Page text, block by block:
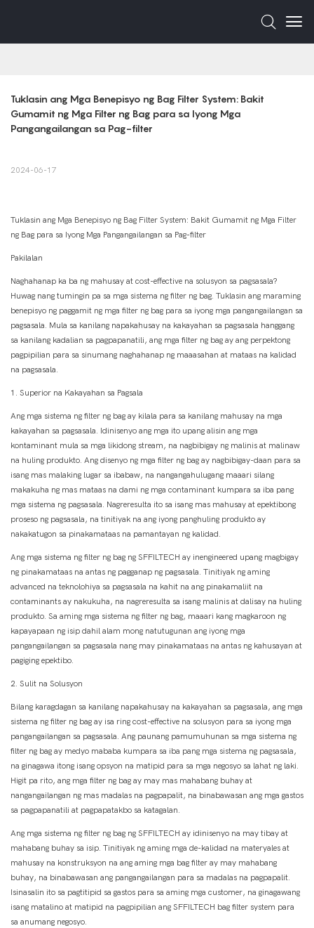
Tuklasin ang Mga Benepisyo ng Bag Filter System: Bakit
Gumamit ng Mga Filter ng Bag para sa Iyong Mga
Pangangailangan sa Pag-filter
2024-06-17
Tuklasin ang Mga Benepisyo ng Bag Filter System: Bakit Gumamit ng Mga Filter
ng Bag para sa Iyong Mga Pangangailangan sa Pag-filter
Pakilalan
Naghahanap ka ba ng mahusay at cost-effective na solusyon sa pagsasala?
Huwag nang tumingin pa sa mga sistema ng filter ng bag. Tuklasin ang maraming
benepisyo ng paggamit ng mga filter ng bag para sa iyong mga pangangailangan sa
pagsasala. Mula sa kanilang napakahusay na kakayahan sa pagsasala hanggang
sa kanilang kadalian sa pagpapanatili, ang mga filter ng bag ay ang perpektong
pagpipilian para sa sinumang naghahanap ng maaasahan at mataas na kalidad
na pagsasala.
1. Superior na Kakayahan sa Pagsala
Ang mga sistema ng filter ng bag ay kilala para sa kanilang mahusay na mga
kakayahan sa pagsasala. Idinisenyo ang mga ito upang alisin ang mga
kontaminant mula sa mga likidong stream, na nagbibigay ng malinis at malinaw
na huling produkto. Ang disenyo ng mga filter ng bag ay nagbibigay-daan para sa
isang mas malaking lugar sa ibabaw, na nangangahulugang maaari silang
makakuha ng mas mataas na dami ng mga contaminant kumpara sa iba pang
mga sistema ng pagsasala. Nagreresulta ito sa isang mas mahusay at epektibong
proseso ng pagsasala, na tinitiyak na ang iyong panghuling produkto ay
nakakatugon sa pinakamataas na pamantayan ng kalidad.
Ang mga sistema ng filter ng bag ng SFFILTECH ay inengineered upang magbigay
ng pinakamataas na antas ng pagganap ng pagsasala. Tinitiyak ng aming
advanced na teknolohiya sa pagsasala na kahit na ang pinakamaliit na
contaminants ay nakukuha, na nagreresulta sa isang malinis at dalisay na huling
produkto. Sa aming mga sistema ng filter ng bag, maaari kang magkaroon ng
kapayapaan ng isip dahil alam mong natutugunan ang iyong mga
pangangailangan sa pagsasala nang may pinakamataas na antas ng kahusayan at
pagiging epektibo.
2. Sulit na Solusyon
Bilang karagdagan sa kanilang napakahusay na kakayahan sa pagsasala, ang mga
sistema ng filter ng bag ay isa ring cost-effective na solusyon para sa iyong mga
pangangailangan sa pagsasala. Ang paunang pamumuhunan sa mga sistema ng
filter ng bag ay medyo mababa kumpara sa iba pang mga sistema ng pagsasala,
na ginagawa itong isang opsyon na matipid para sa mga negosyo sa lahat ng laki.
Higit pa rito, ang mga filter ng bag ay may mas mahabang buhay at
nangangailangan ng mas madalas na pagpapalit, na binabawasan ang mga gastos
sa pagpapanatili at pagpapatakbo sa katagalan.
Ang mga sistema ng filter ng bag ng SFFILTECH ay idinisenyo na may tibay at
mahabang buhay sa isip. Tinitiyak ng aming mga de-kalidad na materyales at
mahusay na konstruksyon na ang aming mga bag filter ay may mahabang
buhay, na binabawasan ang pangangailangan para sa madalas na pagpapalit.
Isinasalin ito sa pagtitipid sa gastos para sa aming mga customer, na ginagawang
isang matalino at matipid na pagpipilian ang SFFILTECH bag filter system para
sa anumang negosyo.